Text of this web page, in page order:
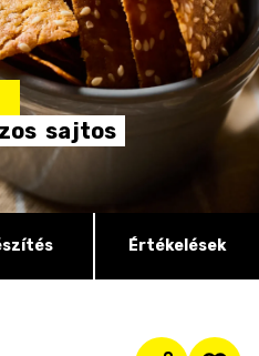
sajtos
Értékelések